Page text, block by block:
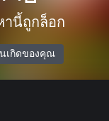
านี้ถูกล็อก
นเกิดของคุณ